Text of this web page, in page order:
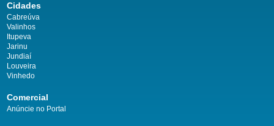
Cidades
Cabreúva
Valinhos
Itupeva
Jarinu
Jundiaí
Louveira
Vinhedo
Comercial
Anúncie no Portal